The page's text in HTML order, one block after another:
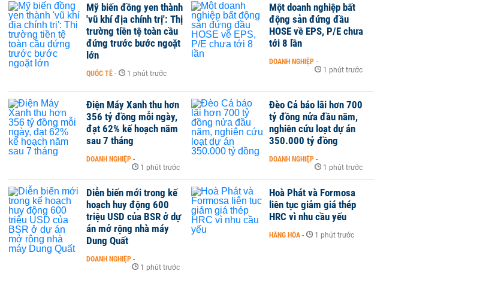
Mỹ biến đồng yen thành
'vũ khí địa chính trị': Thị
trường tiền tệ toàn cầu
đứng trước bước ngoặt
lớn
QUỐC TẾ - 1 phút trước
Một doanh nghiệp bất
động sản đứng đầu
HOSE về EPS, P/E chưa
tới 8 lần
DOANH NGHIỆP -
1 phút trước
Điện Máy Xanh thu hơn
356 tỷ đồng mỗi ngày,
đạt 62% kế hoạch năm
sau 7 tháng
DOANH NGHIỆP -
1 phút trước
Đèo Cả báo lãi hơn 700
tỷ đồng nửa đầu năm,
nghiên cứu loạt dự án
350.000 tỷ đồng
DOANH NGHIỆP -
1 phút trước
Diễn biến mới trong kế
hoạch huy động 600
triệu USD của BSR ở dự
án mở rộng nhà máy
Dung Quất
DOANH NGHIỆP -
1 phút trước
Hoà Phát và Formosa
liên tục giảm giá thép
HRC vì nhu cầu yếu
HÀNG HÓA - 1 phút trước